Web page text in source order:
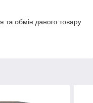
обмін даного товару